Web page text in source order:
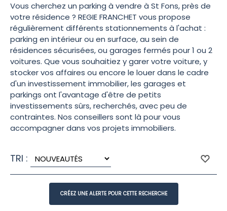
Vous cherchez un parking à vendre à St Fons, près de
votre résidence ? REGIE FRANCHET vous propose
régulièrement différents stationnements à l'achat :
parking en intérieur ou en surface, au sein de
résidences sécurisées, ou garages fermés pour 1 ou 2
voitures. Que vous souhaitiez y garer votre voiture, y
stocker vos affaires ou encore le louer dans le cadre
d'un investissement immobilier, les garages et
parkings ont l'avantage d'être de petits
investissements sûrs, recherchés, avec peu de
contraintes. Nos conseillers sont là pour vous
accompagner dans vos projets immobiliers.
TRI :